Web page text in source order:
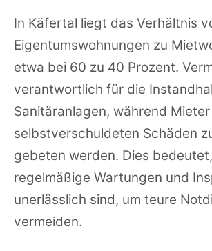
In Käfertal liegt das Verhältnis
Eigentumswohnungen zu
etwa bei 60 zu 40 Prozent.
verantwortlich für die
Sanitäranlagen, während
selbstverschuldeten Schäden
gebeten werden. Dies
regelmäßige Wartungen und
unerlässlich sind, um teure
vermeiden.